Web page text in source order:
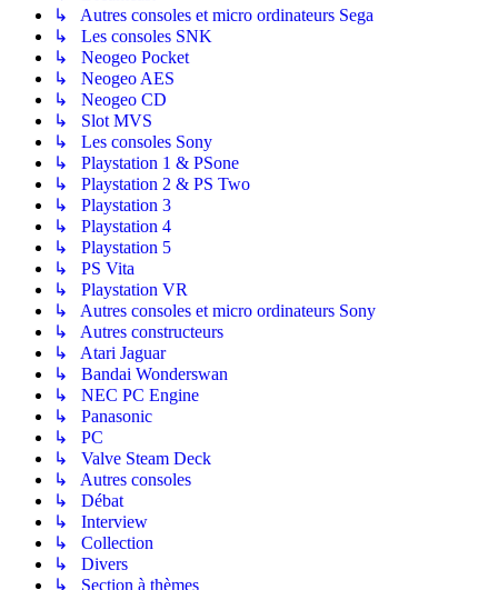
↳ Autres consoles et micro ordinateurs Sega
↳ Les consoles SNK
↳ Neogeo Pocket
↳ Neogeo AES
↳ Neogeo CD
↳ Slot MVS
↳ Les consoles Sony
↳ Playstation 1 & PSone
↳ Playstation 2 & PS Two
↳ Playstation 3
↳ Playstation 4
↳ Playstation 5
↳ PS Vita
↳ Playstation VR
↳ Autres consoles et micro ordinateurs Sony
↳ Autres constructeurs
↳ Atari Jaguar
↳ Bandai Wonderswan
↳ NEC PC Engine
↳ Panasonic
↳ PC
↳ Valve Steam Deck
↳ Autres consoles
↳ Débat
↳ Interview
↳ Collection
↳ Divers
↳ Section à thèmes